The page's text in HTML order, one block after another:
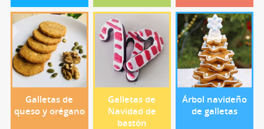
Galletas de
queso y orégano
Galletas de
Navidad de
bastón
Árbol navideño
de galletas